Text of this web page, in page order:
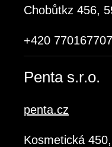
Chobůtkz 456,
+420 770167707
Penta s.r.o.
penta.cz
Kosmetická